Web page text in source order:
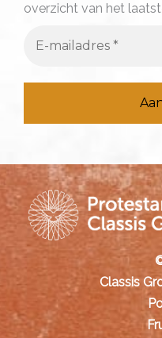
overzicht van het
Classis